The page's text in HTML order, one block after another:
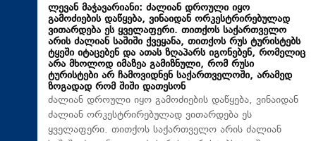
ლევან მაჭავარიანი: ძალიან დროული იყო
გამოძიების დაწყება, ვინაიდან ორკესტრირებულად
ვითარდება ეს ყველაფერი. თითქოს საქართველო
არის ძალიან საშიში ქვეყანა, თითქოს რუს ტურისტებს
ტყეში იტაცებენ და ათას ზღაპარს იგონებენ, რომელიც
არა მხოლოდ იმაზეა გამიზნული, რომ რუსი
ტურისტები არ ჩამოვიდნენ საქართველოში, არამედ
ზოგადად რომ შიში დათესონ
ძალიან დროული იყო გამოძიების დაწყება, ვინაიდან
ძალიან ორკესტრირებულად ვითარდება ეს
ყველაფერი. თითქოს საქართველო არის ძალიან